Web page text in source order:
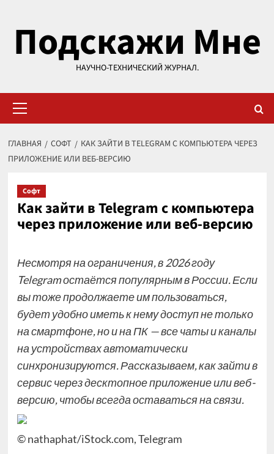
содержимому
Подскажи Мне
НАУЧНО-ТЕХНИЧЕСКИЙ ЖУРНАЛ.
меню
ГЛАВНАЯ СОФТ
КАК ЗАЙТИ В TELEGRAM С КОМПЬЮТЕРА ЧЕРЕЗ
ПРИЛОЖЕНИЕ ИЛИ ВЕБ-ВЕРСИЮ
Софт
Как зайти в Telegram с компьютера
через приложение или веб-версию
Несмотря на ограничения, в 2026 году
Telegram остаётсяпопулярнымв России. Если
вы тоже продолжаете им пользоваться,
будет удобно иметь к нему доступ не только
на смартфоне, но и на ПК — все чаты и каналы
на устройствах автоматически
синхронизируются. Рассказываем, как зайти в
сервис через десктопное приложение или веб-
версию, чтобы всегда оставаться на связи.
© nathaphat/iStock.com, Telegram